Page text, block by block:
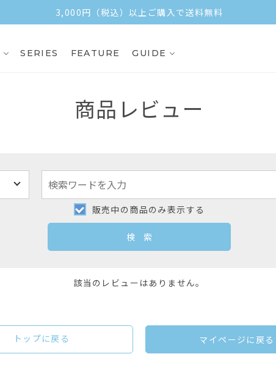
3,000円（税込）以上ご購入で送料無料
SERIES FEATURE GUIDE
商品レビュー
販売中の商品のみ表示する
該当のレビューはありません。
マイページに戻る
トップに戻る